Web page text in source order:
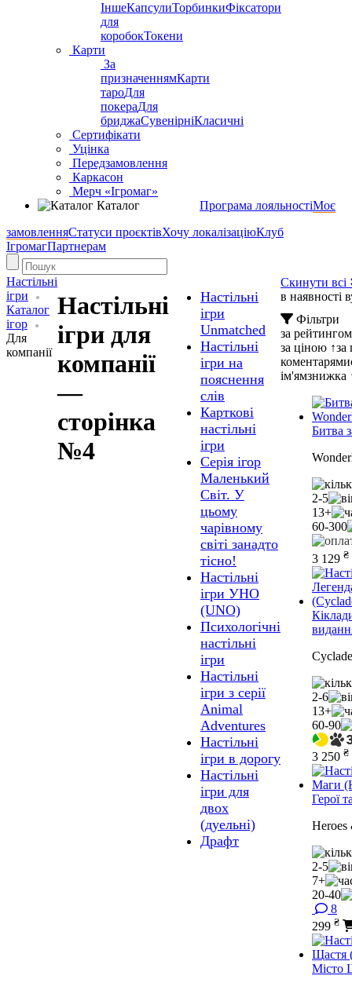
ІншеКапсулиТорбинкиФіксатори
для
коробокТокени
Карти
За
призначеннямКарти
тароДля
покераДля
бриджаСувенірніКласичні
Сертифікати
Уцінка
Передзамовлення
Каркасон
Мерч «Ігромаг»
Каталог
Програма лояльностіМоє
замовленняСтатуси проєктівХочу локалізаціюКлуб
ІгромагПартнерам
Настільні
ігри
Каталог
ігор
Для
компанії
Настільні
ігри для
компанії
—
сторінка
№4
Настільні
ігри
Unmatched
Настільні
ігри на
пояснення
слів
Карткові
настільні
ігри
Серія ігор
Маленький
Світ. У
цьому
чарівному
світі занадто
тісно!
Настільні
ігри УНО
(UNO)
Психологічні
настільні
ігри
Настільні
ігри з серії
Animal
Adventures
Настільні
ігри в дорогу
Настільні
ігри для
двох
(дуельні)
Драфт
Скинути всі
в наявності
Фільтри
за
за ціною ↑за
коментарями
ім'ямзнижка
Битва
2-5
13+
60-300
3 129 ₴
2-6
13+
60-90
3 250 ₴
Герої
Heroes
2-5
7+
20-40
8
299 ₴
Місто